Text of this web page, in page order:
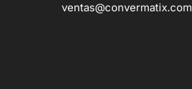
ventas@convermatix.com